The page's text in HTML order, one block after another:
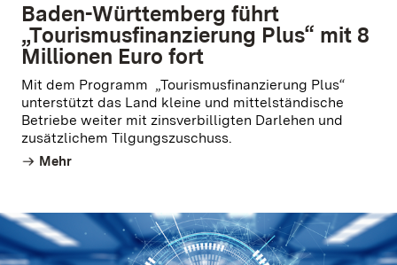
Baden-Württemberg führt
„Tourismus­finanzierung Plus“ mit 8
Millionen Euro fort
Mit dem Programm „Tourismus­finanzierung Plus“
unterstützt das Land kleine und mittelständische
Betriebe weiter mit zinsverbilligten Darlehen und
zusätzlichem Tilgungszuschuss.
Mehr